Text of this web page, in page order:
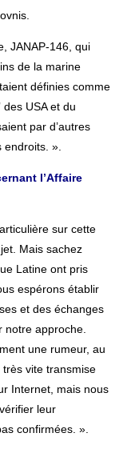
JANAP-146, qui
de la marine
définies comme
USA et du
par d’autres
».
l’Affaire
sur cette
Mais sachez
Latine ont pris
espérons établir
et des échanges
notre approche.
une rumeur, au
très vite transmise
Internet, mais nous
leur
confirmées. ».